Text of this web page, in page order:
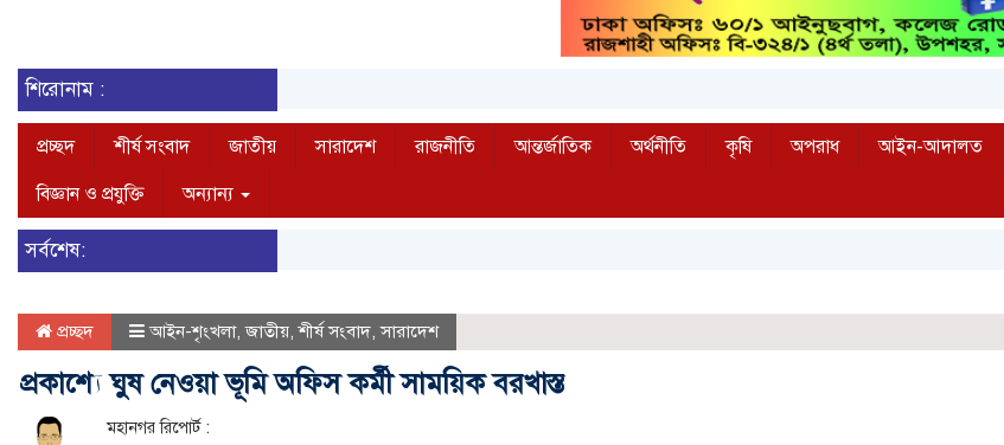
শিরোনাম :
প্রচ্ছদ শীর্ষ সংবাদ জাতীয় সারাদেশ রাজনীতি আন্তর্জাতিক অর্থনীতি কৃষি অপরাধ আইন-আদালত
বিজ্ঞান ও প্রযুক্তি
অন্যান্য
সর্বশেষ:
প্রচ্ছদ আইন-শৃংখলা,জাতীয়,শীর্ষ সংবাদ,সারাদেশ
প্রকাশ্যে ঘুষ নেওয়া ভূমি অফিস কর্মী সাময়িক বরখাস্ত
মহানগর রিপোর্ট :